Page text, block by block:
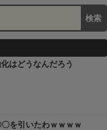
はどうなんだろう
〇を引いたわｗｗｗｗ